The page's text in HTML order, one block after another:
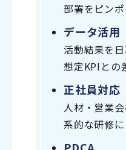
部署をピン
データ活用
活動結果を日
想定KPIとの
正社員対応
人材・営業
系的な研修